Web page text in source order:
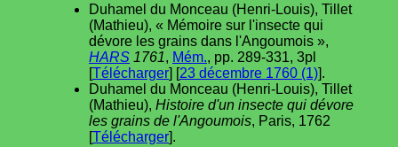
Duhamel du Monceau (Henri-Louis), Tillet
(Mathieu), « Mémoire sur l'insecte qui
dévore les grains dans l'Angoumois »,
HARS 1761, Mém., pp. 289-331, 3pl
[Télécharger] [23 décembre 1760 (1)].
Duhamel du Monceau (Henri-Louis), Tillet
(Mathieu), Histoire d'un insecte qui dévore
les grains de l'Angoumois, Paris, 1762
[Télécharger].